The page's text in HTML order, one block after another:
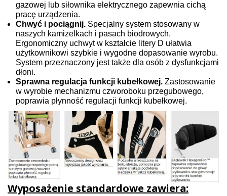
gazowej lub siłownika elektrycznego zapewnia cichą
pracę urządzenia.
Chwyć i pociągnij. Specjalny system stosowany w
naszych kamizelkach i pasach biodrowych.
Ergonomiczny uchwyt w kształcie litery D ułatwia
użytkownikowi szybkie i wygodne dopasowanie wyrobu.
System przeznaczony jest także dla osób z dysfunkcjami
dłoni.
Sprawna regulacja funkcji kubełkowej. Zastosowanie
w wyrobie mechanizmu czworoboku przegubowego,
poprawia płynność regulacji funkcji kubełkowej.
Wyposażenie standardowe zawiera: